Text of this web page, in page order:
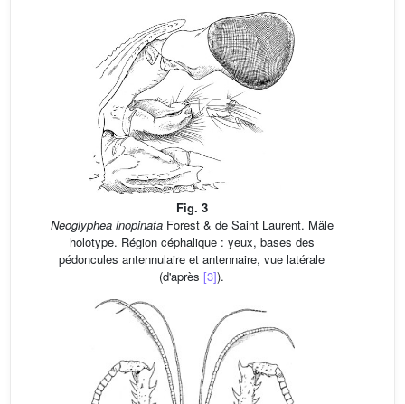
Fig. 3
Neoglyphea inopinataForest & de Saint Laurent. Mâle
holotype. Région céphalique : yeux, bases des
pédoncules antennulaire et antennaire, vue latérale
(d'après [3]).